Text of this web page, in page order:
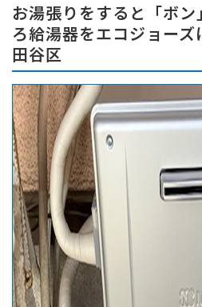
お湯張りをすると「ボ
ろ給湯器をエコジョー
田谷区